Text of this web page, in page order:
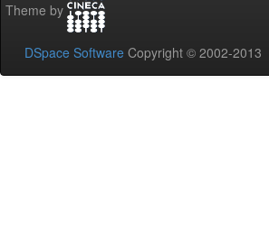
Theme by
DSpace Software Copyright © 2002-2013